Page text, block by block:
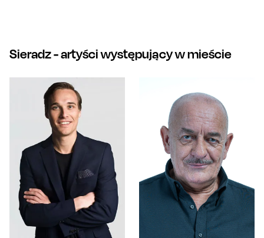
Sieradz- artyści występujący w mieście